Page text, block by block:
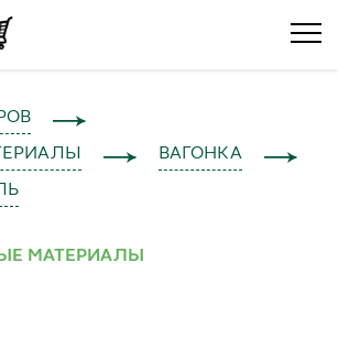
ВАГОНКА
МАТЕРИАЛЫ